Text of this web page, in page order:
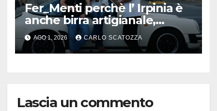
Fer_Menti perchè l’ Irpinia è
anche birra artigianale,
appuntamento ad Avellino
AGO 1, 2026 CARLO SCATOZZA
Lascia un commento